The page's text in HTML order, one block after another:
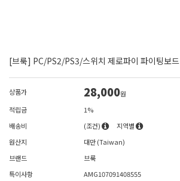
[브룩] PC/PS2/PS3/스위치 제로파이 파이팅보드
상품가 28,000원
적립금
1%
배송비
(조건)
지역별
원산지
대만 (Taiwan)
브랜드
브룩
특이사항
AMG107091408555